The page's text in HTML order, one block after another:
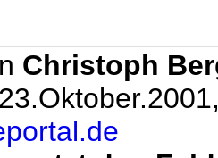
Christoph